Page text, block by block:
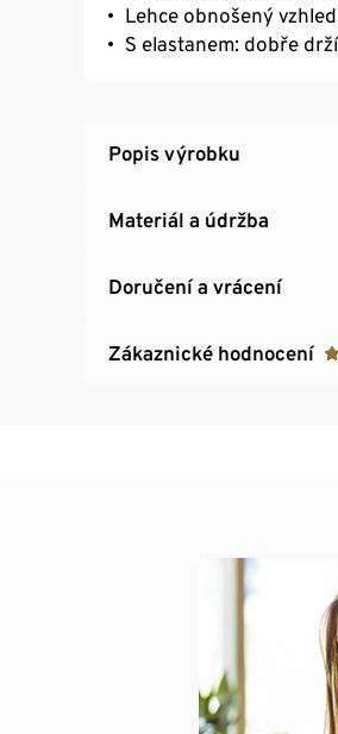
Lehce obnošený
S elastanem: dobře
Popis výrobku
Materiál a údržba
Doručení a vrácení
Zákaznické hodnocení